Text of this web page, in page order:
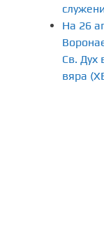
На 26
Св. Дух
вяра